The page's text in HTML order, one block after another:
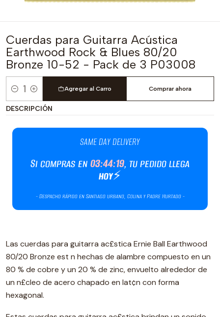
Cuerdas para Guitarra Acústica
Earthwood Rock & Blues 80/20
Bronze 10-52 - Pack de 3 P03008
Cantidad
Agregar al Carro Comprar ahora
DESCRIPCIÓN
Las cuerdas para guitarra ac£stica Ernie Ball Earthwood
80/20 Bronze est n hechas de alambre compuesto en un
80 % de cobre y un 20 % de zinc, envuelto alrededor de
un n£cleo de acero chapado en lat¢n con forma
hexagonal.